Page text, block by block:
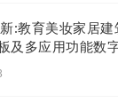
进行生意表达
:教育美妆家居建
及多应用功能数